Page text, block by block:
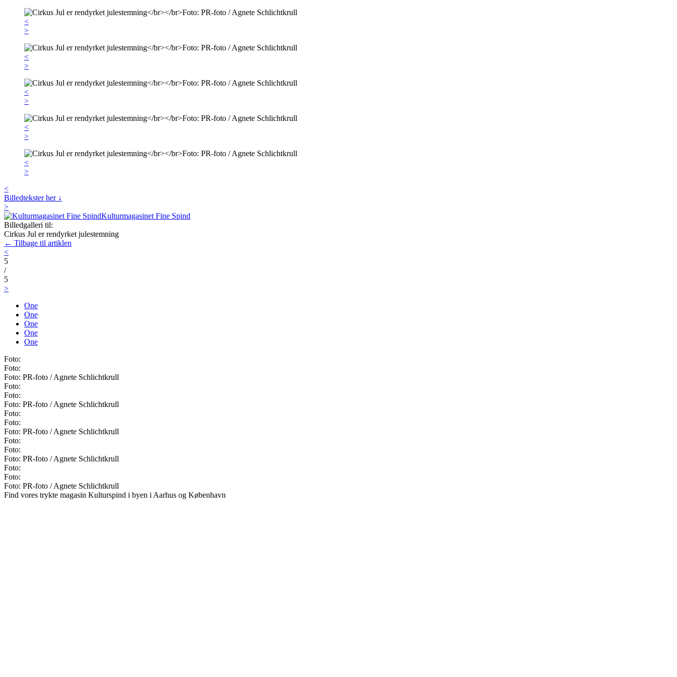
<
>
<
>
<
>
<
>
<
>
<
Billedtekster her ↓
>
Kulturmagasinet Fine Spind
Billedgalleri til:
Cirkus Jul er rendyrket julestemning
← Tilbage til artiklen
<
5
/
5
>
One
One
One
One
One
Foto:
Foto:
Foto: PR-foto / Agnete Schlichtkrull
Foto:
Foto:
Foto: PR-foto / Agnete Schlichtkrull
Foto:
Foto:
Foto: PR-foto / Agnete Schlichtkrull
Foto:
Foto:
Foto: PR-foto / Agnete Schlichtkrull
Foto:
Foto:
Foto: PR-foto / Agnete Schlichtkrull
Find vores trykte magasin Kulturspind i byen i Aarhus og København